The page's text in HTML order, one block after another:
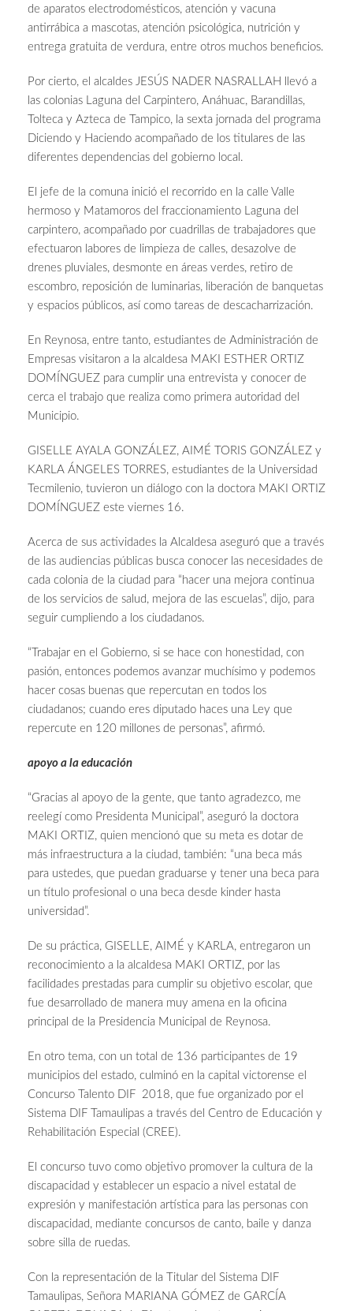
de aparatos electrodomésticos, atención y vacuna
antirrábica a mascotas, atención psicológica, nutrición y
entrega gratuita de verdura, entre otros muchos beneficios.
Por cierto, el alcaldes JESÚS NADER NASRALLAH llevó a
las colonias Laguna del Carpintero, Anáhuac, Barandillas,
Tolteca y Azteca de Tampico, la sexta jornada del programa
Diciendo y Haciendo acompañado de los titulares de las
diferentes dependencias del gobierno local.
El jefe de la comuna inició el recorrido en la calle Valle
hermoso y Matamoros del fraccionamiento Laguna del
carpintero, acompañado por cuadrillas de trabajadores que
efectuaron labores de limpieza de calles, desazolve de
drenes pluviales, desmonte en áreas verdes, retiro de
escombro, reposición de luminarias, liberación de banquetas
y espacios públicos, así como tareas de descacharrización.
En Reynosa, entre tanto, estudiantes de Administración de
Empresas visitaron a la alcaldesa MAKI ESTHER ORTIZ
DOMÍNGUEZ para cumplir una entrevista y conocer de
cerca el trabajo que realiza como primera autoridad del
Municipio.
GISELLE AYALA GONZÁLEZ, AIMÉ TORIS GONZÁLEZ y
KARLA ÁNGELES TORRES, estudiantes de la Universidad
Tecmilenio, tuvieron un diálogo con la doctora MAKI ORTIZ
DOMÍNGUEZ este viernes 16.
Acerca de sus actividades la Alcaldesa aseguró que a través
de las audiencias públicas busca conocer las necesidades de
cada colonia de la ciudad para “hacer una mejora continua
de los servicios de salud, mejora de las escuelas”, dijo, para
seguir cumpliendo a los ciudadanos.
“Trabajar en el Gobierno, si se hace con honestidad, con
pasión, entonces podemos avanzar muchísimo y podemos
hacer cosas buenas que repercutan en todos los
ciudadanos; cuando eres diputado haces una Ley que
repercute en 120 millones de personas”, afirmó.
apoyo a la educación
“Gracias al apoyo de la gente, que tanto agradezco, me
reelegí como Presidenta Municipal”, aseguró la doctora
MAKI ORTIZ, quien mencionó que su meta es dotar de
más infraestructura a la ciudad, también: “una beca más
para ustedes, que puedan graduarse y tener una beca para
un título profesional o una beca desde kinder hasta
universidad”.
De su práctica, GISELLE, AIMÉ y KARLA, entregaron un
reconocimiento a la alcaldesa MAKI ORTIZ, por las
facilidades prestadas para cumplir su objetivo escolar, que
fue desarrollado de manera muy amena en la oficina
principal de la Presidencia Municipal de Reynosa.
En otro tema, con un total de 136 participantes de 19
municipios del estado, culminó en la capital victorense el
Concurso Talento DIF 2018, que fue organizado por el
Sistema DIF Tamaulipas a través del Centro de Educación y
Rehabilitación Especial (CREE).
El concurso tuvo como objetivo promover la cultura de la
discapacidad y establecer un espacio a nivel estatal de
expresión y manifestación artística para las personas con
discapacidad, mediante concursos de canto, baile y danza
sobre silla de ruedas.
Con la representación de la Titular del Sistema DIF
Tamaulipas, Señora MARIANA GÓMEZ de GARCÍA